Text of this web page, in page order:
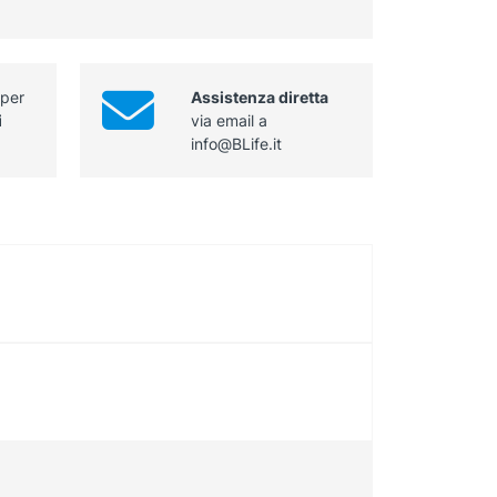
Assistenza diretta
via email a
info@BLife.it